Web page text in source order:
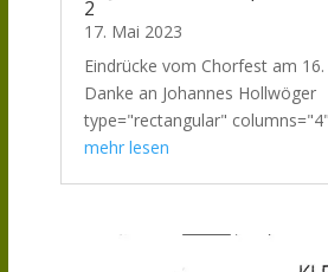
2
17. Mai 2023
Eindrücke vom Chorfest am
Danke an Johannes
type="rectangular"
mehr lesen